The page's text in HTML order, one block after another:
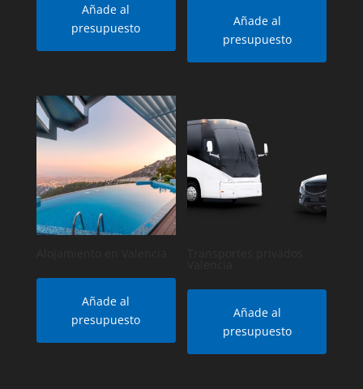
Añade al
presupuesto
Añade al
presupuesto
Añade al
presupuesto
Añade al
presupuesto